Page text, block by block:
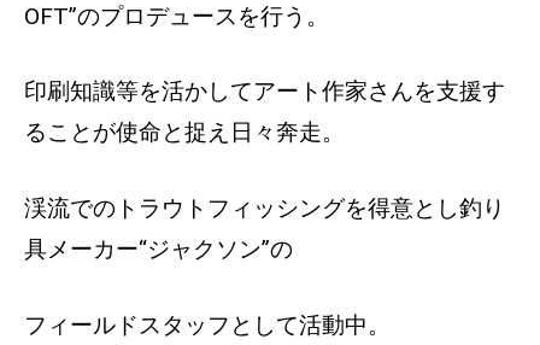
OFT”のプロデュースを行う。
印刷知識等を活かしてアート作家さんを支援す
ることが使命と捉え日々奔走。
渓流でのトラウトフィッシングを得意とし釣り
具メーカー“ジャクソン”の
フィールドスタッフとして活動中。